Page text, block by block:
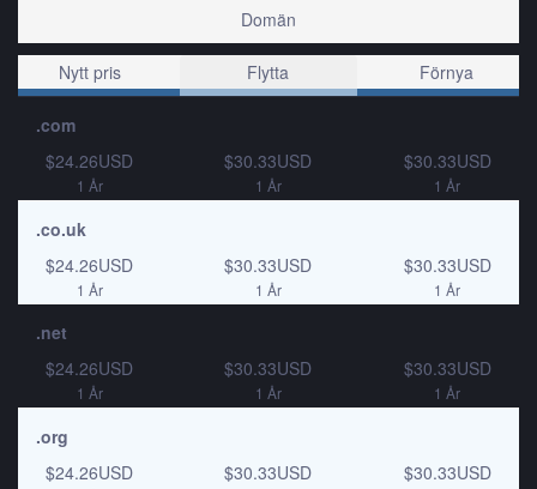
Domän
Nytt pris Flytta Förnya
.com
$24.26USD
1 År
$30.33USD
1 År
$30.33USD
1 År
.co.uk
$24.26USD
1 År
$30.33USD
1 År
$30.33USD
1 År
.net
$24.26USD
1 År
$30.33USD
1 År
$30.33USD
1 År
.org
$24.26USD
$30.33USD $30.33USD